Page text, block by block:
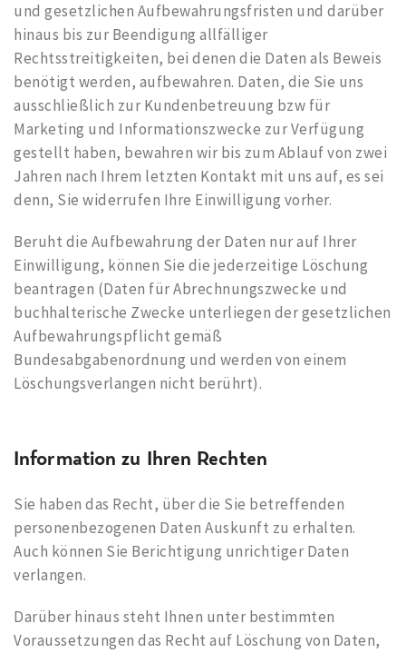
und gesetzlichen Aufbewahrungsfristen und darüber
hinaus bis zur Beendigung allfälliger
Rechtsstreitigkeiten, bei denen die Daten als Beweis
benötigt werden, aufbewahren. Daten, die Sie uns
ausschließlich zur Kundenbetreuung bzw für
Marketing und Informationszwecke zur Verfügung
gestellt haben, bewahren wir bis zum Ablauf von zwei
Jahren nach Ihrem letzten Kontakt mit uns auf, es sei
denn, Sie widerrufen Ihre Einwilligung vorher.
Beruht die Aufbewahrung der Daten nur auf Ihrer
Einwilligung, können Sie die jederzeitige Löschung
beantragen (Daten für Abrechnungszwecke und
buchhalterische Zwecke unterliegen der gesetzlichen
Aufbewahrungspflicht gemäß
Bundesabgabenordnung und werden von einem
Löschungsverlangen nicht berührt).
Information zu Ihren Rechten
Sie haben das Recht, über die Sie betreffenden
personenbezogenen Daten Auskunft zu erhalten.
Auch können Sie Berichtigung unrichtiger Daten
verlangen.
Darüber hinaus steht Ihnen unter bestimmten
Voraussetzungen das Recht auf Löschung von Daten,